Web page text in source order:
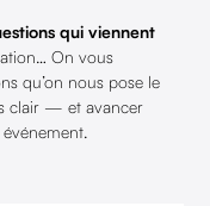
qui viennent
On vous
qu’on nous pose le
clair — et avancer